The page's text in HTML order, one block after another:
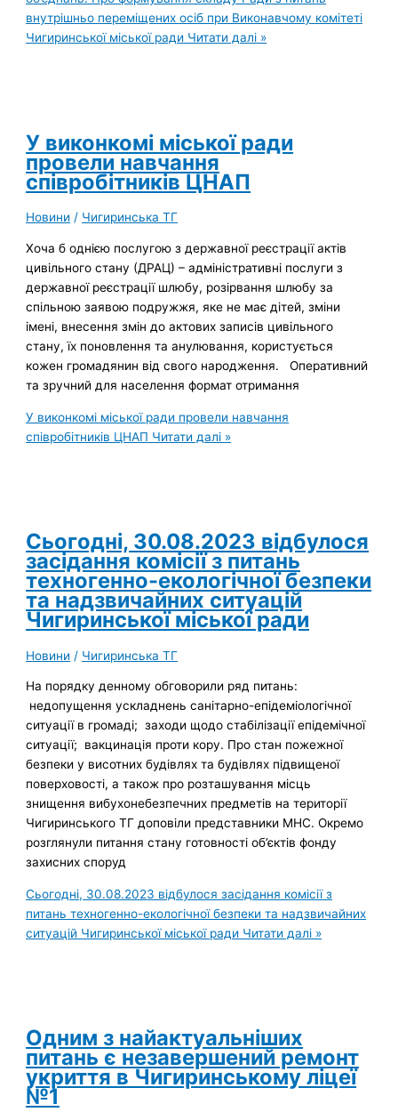
внутрішньо переміщених осіб при Виконавчому комітеті
Чигиринської міської ради Читати далі »
У виконкомі міської ради
провели навчання
співробітників ЦНАП
Новини / Чигиринська ТГ
Хоча б однією послугою з державної реєстрації актів
цивільного стану (ДРАЦ) – адміністративні послуги з
державної реєстрації шлюбу, розірвання шлюбу за
спільною заявою подружжя, яке не має дітей, зміни
імені, внесення змін до актових записів цивільного
стану, їх поновлення та анулювання, користується
кожен громадянин від свого народження. Оперативний
та зручний для населення формат отримання
У виконкомі міської ради провели навчання
співробітників ЦНАП Читати далі »
Сьогодні, 30.08.2023 відбулося
засідання комісії з питань
техногенно-екологічної безпеки
та надзвичайних ситуацій
Чигиринської міської ради
Новини / Чигиринська ТГ
На порядку денному обговорили ряд питань:
недопущення ускладнень санітарно-епідеміологічної
ситуації в громаді; заходи щодо стабілізації епідемічної
ситуації; вакцинація проти кору. Про стан пожежної
безпеки у висотних будівлях та будівлях підвищеної
поверховості, а також про розташування місць
знищення вибухонебезпечних предметів на території
Чигиринського ТГ доповіли представники МНС. Окремо
розглянули питання стану готовності об’єктів фонду
захисних споруд
Сьогодні, 30.08.2023 відбулося засідання комісії з
питань техногенно-екологічної безпеки та надзвичайних
ситуацій Чигиринської міської ради Читати далі »
Одним з найактуальніших
питань є незавершений ремонт
укриття в Чигиринському ліцеї
№1